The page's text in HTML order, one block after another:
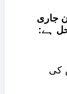
جاری
ہے:
کی